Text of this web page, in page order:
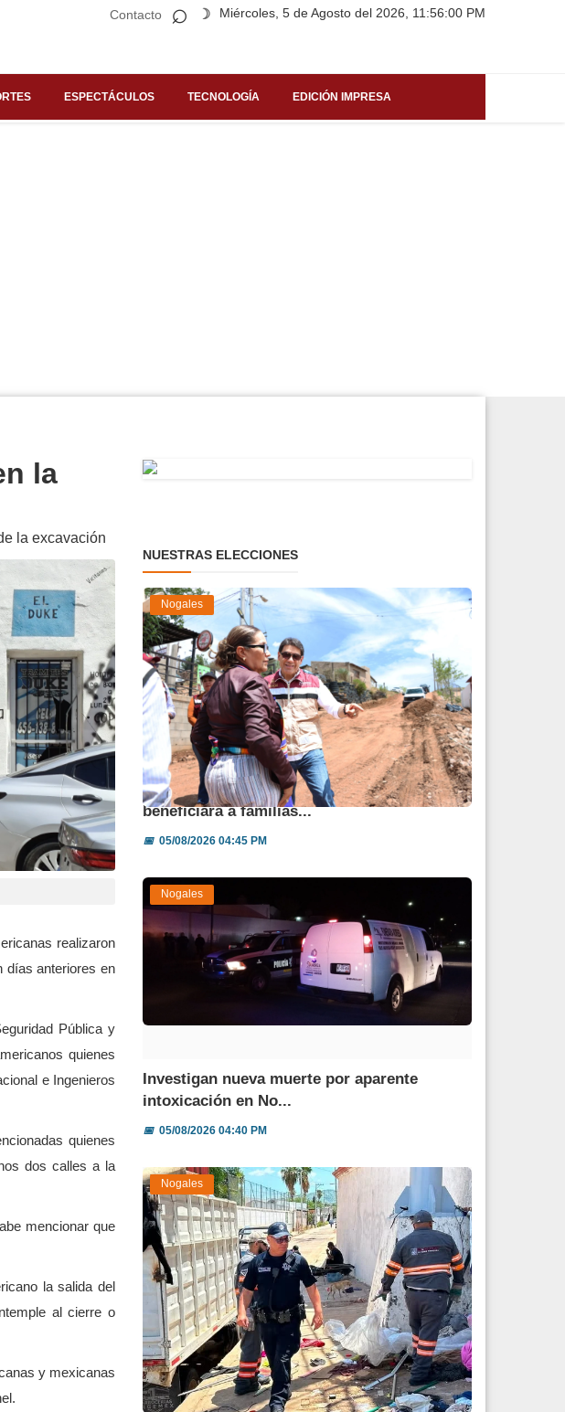
Contacto Miércoles, 5 de Agosto del 2026, 11:56:00 PM
⌕ ☽
ESPECTÁCULOS TECNOLOGÍA EDICIÓN IMPRESA
la
la excavación
realizaron
días anteriores en
Pública y
quienes
e Ingenieros
quienes
dos calles a la
mencionar que
la salida del
al cierre o
y mexicanas
NUESTRAS ELECCIONES
Nogales
Avanza obra de pavimentación que
beneficiará a familias...
📅05/08/2026 04:45 PM
Nogales
Investigan nueva muerte por aparente
intoxicación en No...
📅05/08/2026 04:40 PM
Nogales
Invitan a reportar espacios públicos
invadidos a través...